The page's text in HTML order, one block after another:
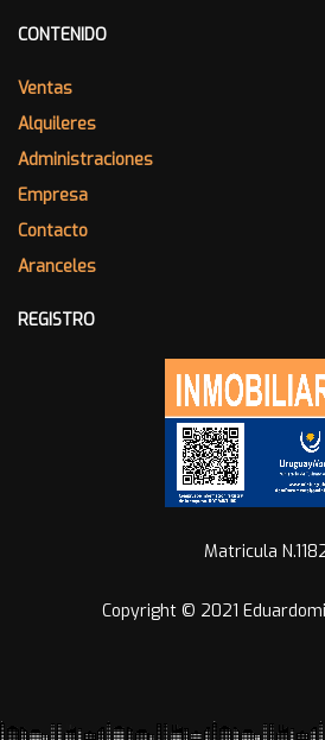
CONTENIDO
Ventas
Alquileres
Administraciones
Empresa
Contacto
Aranceles
REGISTRO
Matricula
Copyright © 2021